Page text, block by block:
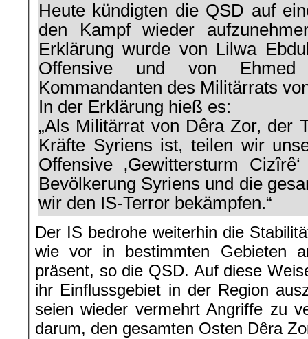
Heute kündigten die QSD auf
den Kampf wieder
Erklärung wurde von Lilwa
Offensive und von
Kommandanten des Militärrats
In der Erklärung hieß es:
„Als Militärrat von Dêra Zor, der
Kräfte Syriens ist, teilen wir
Offensive ‚Gewittersturm
Bevölkerung Syriens und die
wir den IS-Terror bekämpfen.“
Der IS bedrohe weiterhin die
wie vor in bestimmten Gebieten
präsent, so die QSD. Auf diese
ihr Einflussgebiet in der Region
seien wieder vermehrt Angriffe zu
darum, den gesamten Osten Dêra